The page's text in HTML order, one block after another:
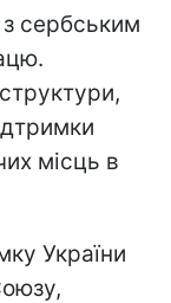
сербським
місць в
України